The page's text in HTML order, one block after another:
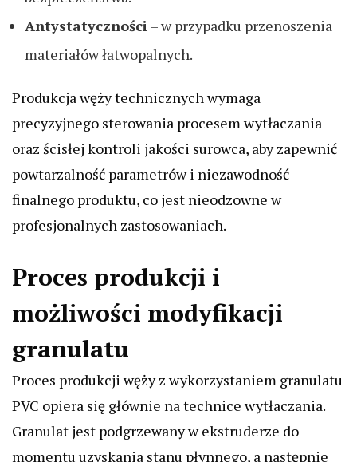
Antystatyczności– w przypadku przenoszenia
materiałów łatwopalnych.
Produkcja węży technicznych wymaga
precyzyjnego sterowania procesem wytłaczania
oraz ścisłej kontroli jakości surowca, aby zapewnić
powtarzalność parametrów i niezawodność
finalnego produktu, co jest nieodzowne w
profesjonalnych zastosowaniach.
Proces produkcji i
możliwości modyfikacji
granulatu
Proces produkcji węży z wykorzystaniem granulatu
PVC opiera się głównie na technice wytłaczania.
Granulat jest podgrzewany w ekstruderze do
momentu uzyskania stanu płynnego, a następnie